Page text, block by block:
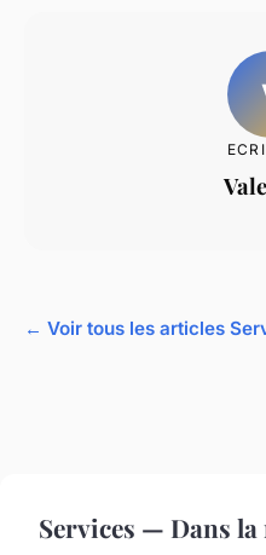
← Voir tous les articles
Services — Dans